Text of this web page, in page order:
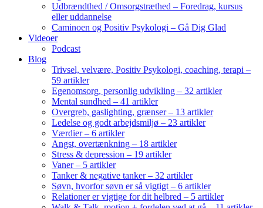
Udbrændthed / Omsorgstræthed – Foredrag, kursus
eller uddannelse
Caminoen og Positiv Psykologi – Gå Dig Glad
Videoer
Podcast
Blog
Trivsel, velvære, Positiv Psykologi, coaching, terapi –
59 artikler
Egenomsorg, personlig udvikling – 32 artikler
Mental sundhed – 41 artikler
Overgreb, gaslighting, grænser – 13 artikler
Ledelse og godt arbejdsmiljø – 23 artikler
Værdier – 6 artikler
Angst, overtænkning – 18 artikler
Stress & depression – 19 artikler
Vaner – 5 artikler
Tanker & negative tanker – 32 artikler
Søvn, hvorfor søvn er så vigtigt – 6 artikler
Relationer er vigtige for dit helbred – 5 artikler